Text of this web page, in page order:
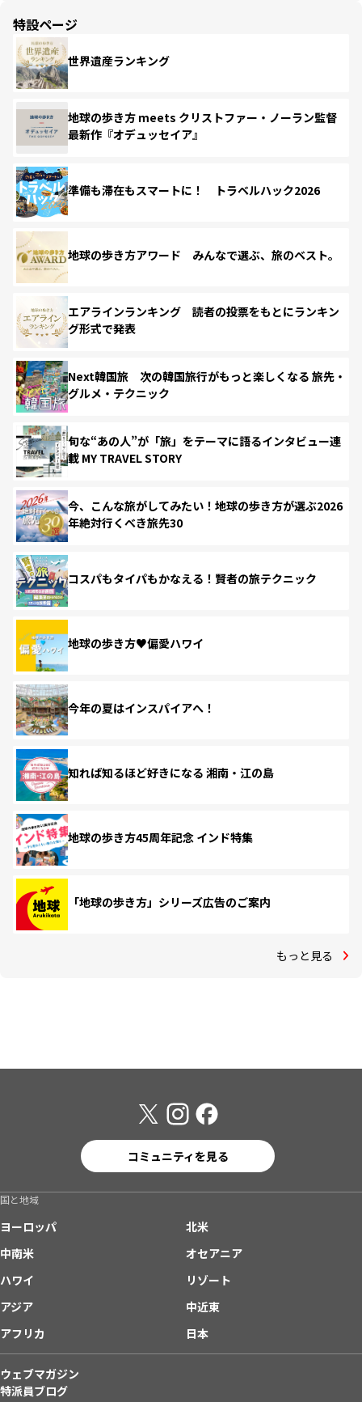
特設ページ
世界遺産ランキング
地球の歩き方 meets クリストファー・ノーラン監督
最新作『オデュッセイア』
準備も滞在もスマートに！ トラベルハック2026
地球の歩き方アワード みんなで選ぶ、旅のベスト。
エアラインランキング 読者の投票をもとにランキン
グ形式で発表
Next韓国旅 次の韓国旅行がもっと楽しくなる 旅先・
グルメ・テクニック
旬な“あの人”が「旅」をテーマに語るインタビュー連
載 MY TRAVEL STORY
今、こんな旅がしてみたい！地球の歩き方が選ぶ2026
年絶対行くべき旅先30
コスパもタイパもかなえる！賢者の旅テクニック
地球の歩き方♥偏愛ハワイ
今年の夏はインスパイアへ！
知れば知るほど好きになる 湘南・江の島
地球の歩き方45周年記念 インド特集
「地球の歩き方」シリーズ広告のご案内
もっと見る
コミュニティを見る
国と地域
ヨーロッパ
北米
中南米
オセアニア
ハワイ
リゾート
アジア
中近東
アフリカ
日本
ウェブマガジン
特派員ブログ